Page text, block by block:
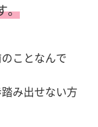
。
ことなんで
み出せない方